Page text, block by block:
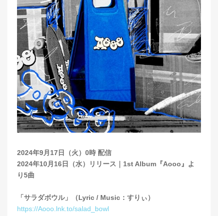
2024年9月17日（火）0時 配信
2024年10月16日（水）リリース｜1st Album『Aooo』よ
り5曲
「サラダボウル」（Lyric / Music：すりぃ）
https://Aooo.lnk.to/salad_bowl